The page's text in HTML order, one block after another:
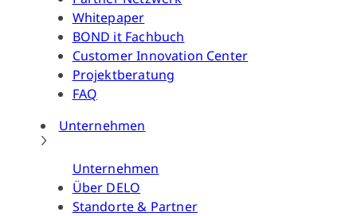
Whitepaper
BOND it Fachbuch
Customer Innovation Center
Projektberatung
FAQ
Unternehmen
Unternehmen
Über DELO
Standorte & Partner